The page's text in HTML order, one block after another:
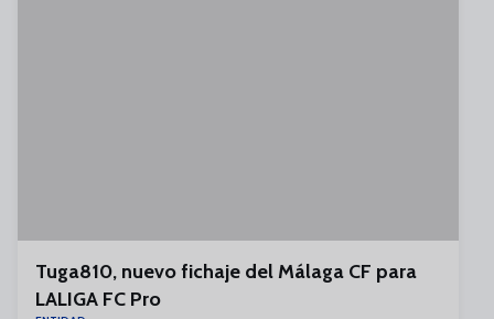
Tuga810, nuevo fichaje del Málaga CF para
LALIGA FC Pro